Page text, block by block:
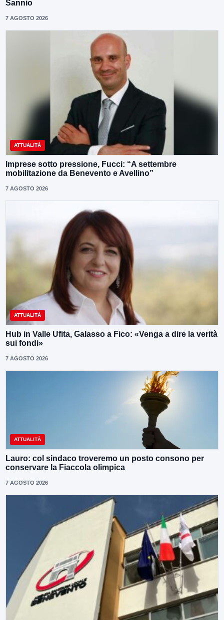
Sannio
7 AGOSTO 2026
ATTUALITÀ
Imprese sotto pressione, Fucci: “A settembre
mobilitazione da Benevento e Avellino”
7 AGOSTO 2026
ATTUALITÀ
Hub in Valle Ufita, Galasso a Fico: «Venga a dire la verità
sui fondi»
7 AGOSTO 2026
ATTUALITÀ
Lauro: col sindaco troveremo un posto consono per
conservare la Fiaccola olimpica
7 AGOSTO 2026